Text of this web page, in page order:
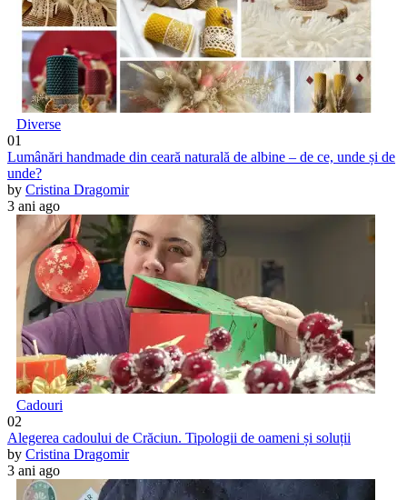
Diverse
01
Lumânări handmade din ceară naturală de albine – de ce, unde și de
unde?
by Cristina Dragomir
3 ani ago
Cadouri
02
Alegerea cadoului de Crăciun. Tipologii de oameni și soluții
by Cristina Dragomir
3 ani ago